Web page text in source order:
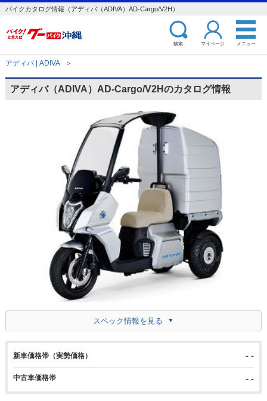
バイクカタログ情報（アディバ（ADIVA）AD-Cargo/V2H）
検索 マイページ メニュー
アディバ | ADIVA ＞
アディバ（ADIVA）AD-Cargo/V2Hのカタログ情報
スペック情報を見る
新車価格帯（実勢価格） - -
中古車価格帯 - -